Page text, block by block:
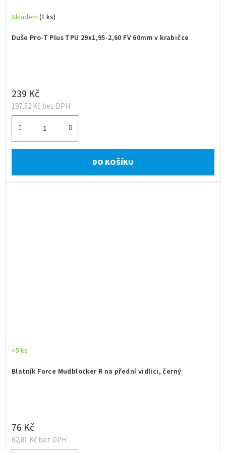
Duše Pro-T Plus TPU 29x1,95-2,60 FV 60mm v krabičce
Skladem (1 ks)
197,52 Kč bez DPH
239 Kč
DO KOŠÍKU
Blatník Force Mudblocker R na přední vidlici, černý
>5 ks
62,81 Kč bez DPH
76 Kč